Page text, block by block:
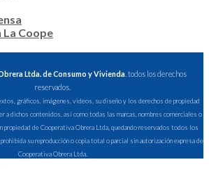
La Coope
Ltda. de Consumo y Vivienda . todos los derechos
reservados.
gráficos, imágenes, videos, su diseño y los derechos de propiedad
a dichos contenidos, así como todas las marcas, nombres comerciales o
de Cooperativa Obrera Ltda, quedando reservados todos los
su reproducción o copia total o parcial sin autorización expresa de
Cooperativa Obrera Ltda.